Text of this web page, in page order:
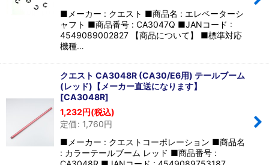
■メーカー : クエスト ■商品名 : エレベーターシ
ャフト ■商品番号 : CA3047Q ■JANコード :
4549089002827 【商品について】 ■標準対応
機種…
クエスト CA3048R (CA30/E6用) テールブーム
(レッド)【メーカー直送になります】
[CA3048R]
1,232円(税込)
定価: 1,760円
■メーカー : クエストコーポレーション ■商品名
: カラーテールブーム レッド ■商品番号 :